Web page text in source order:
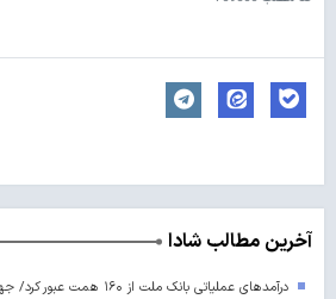
آخرین مطالب شادا